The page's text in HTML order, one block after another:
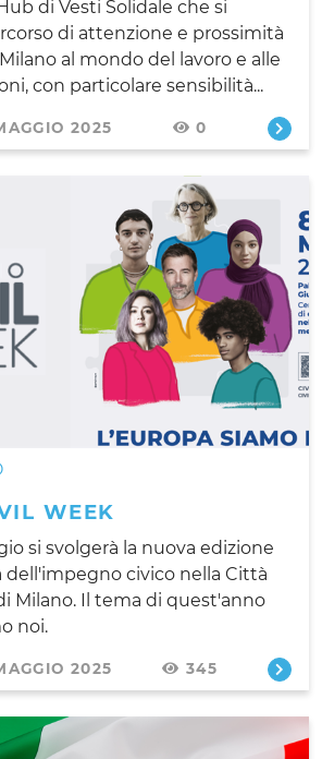
di Vesti Solidale che si
di attenzione e prossimità
al mondo del lavoro e alle
con particolare sensibilità...
2025 0
WEEK
si svolgerà la nuova edizione
dell'impegno civico nella Città
Milano. Il tema di quest'anno
noi.
2025 345